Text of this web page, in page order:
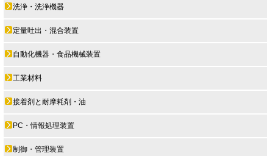
洗浄・洗浄機器
定量吐出・混合装置
自動化機器・食品機械装置
工業材料
接着剤と耐摩耗剤・油
PC・情報処理装置
制御・管理装置